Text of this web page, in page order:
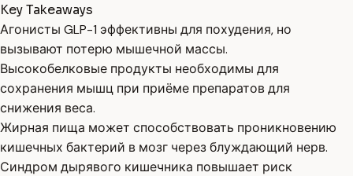
Key Takeaways
Агонисты GLP-1 эффективны для похудения, но
вызывают потерю мышечной массы.
Высокобелковые продукты необходимы для
сохранения мышц при приёме препаратов для
снижения веса.
Жирная пища может способствовать проникновению
кишечных бактерий в мозг через блуждающий нерв.
Синдром дырявого кишечника повышает риск